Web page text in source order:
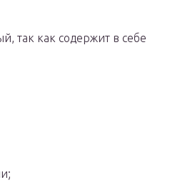
так как содержит в себе